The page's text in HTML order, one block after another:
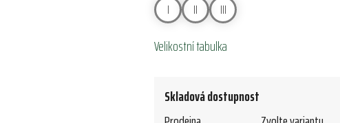
I II III
Velikostní tabulka
Skladová dostupnost